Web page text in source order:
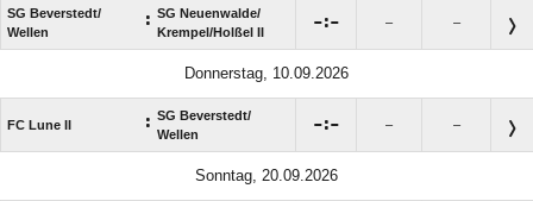
SG Beverstedt/​
Wellen
: SG Neuenwalde/​
Krempel/​Holßel II
: – –
Donnerstag, 10.09.2026
FC Lune II : SG Beverstedt/​
Wellen
: – –
Sonntag, 20.09.2026